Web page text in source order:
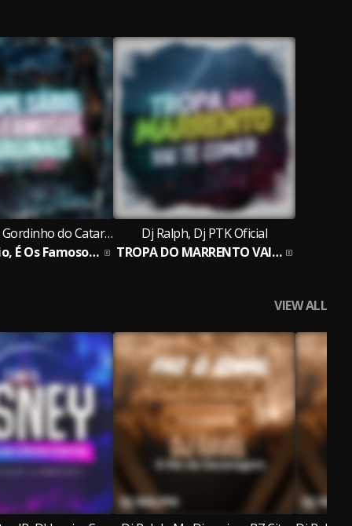
Dj Ralph, Mc Gordinho do Catarina
Equipe Sábio, É Os Famosos Marginais
Dj Ralph, Dj PTK Oficial
TROPA DO MARRENTO VAI TE COMER
VIEW ALL